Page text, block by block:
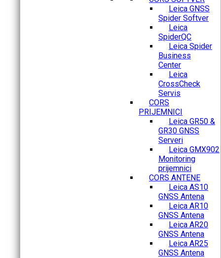
Leica GNSS
Spider Softver
Leica
SpiderQC
Leica Spider
Business
Center
Leica
CrossCheck
Servis
CORS
PRIJEMNICI
Leica GR50 &
GR30 GNSS
Serveri
Leica GMX902
Monitoring
prijemnici
CORS ANTENE
Leica AS10
GNSS Antena
Leica AR10
GNSS Antena
Leica AR20
GNSS Antena
Leica AR25
GNSS Antena